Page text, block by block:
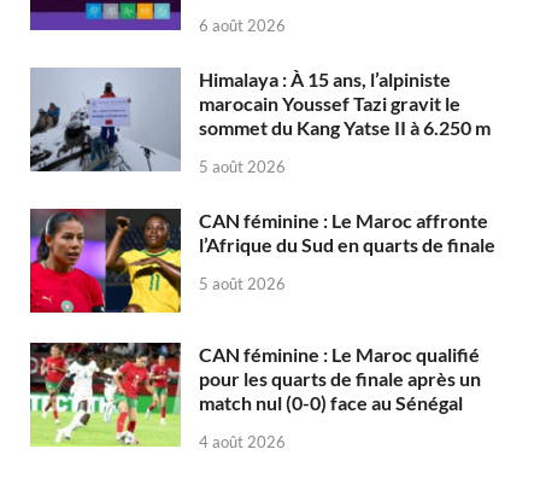
6 août 2026
Himalaya : À 15 ans, l’alpiniste
marocain Youssef Tazi gravit le
sommet du Kang Yatse II à 6.250 m
5 août 2026
CAN féminine : Le Maroc affronte
l’Afrique du Sud en quarts de finale
5 août 2026
CAN féminine : Le Maroc qualifié
pour les quarts de finale après un
match nul (0-0) face au Sénégal
4 août 2026